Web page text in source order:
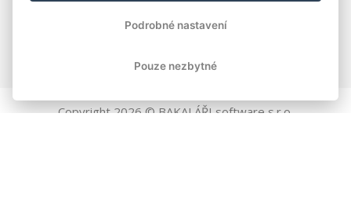
Copyright2026© BAKALÁŘI software s.r.o.
Podrobné nastavení
Pouze nezbytné